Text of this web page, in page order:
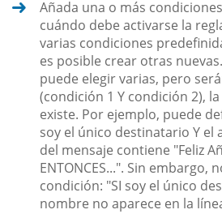
Añada una o más
cuándo debe activarse la
varias condiciones
es posible crear otras
puede elegir varias, pero
(condición 1 Y condición 2),
existe. Por ejemplo, puede
soy el único destinatario Y el
del mensaje contiene "Feliz
ENTONCES...". Sin embargo,
condición: "SI soy el único
nombre no aparece en la línea